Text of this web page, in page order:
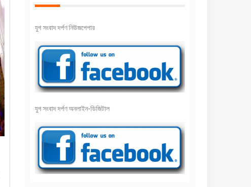
যুগ সংবাদ দর্পণ নিউজপেপার
যুগ সংবাদ দর্পণ অনলাইন-ডিজিটাল